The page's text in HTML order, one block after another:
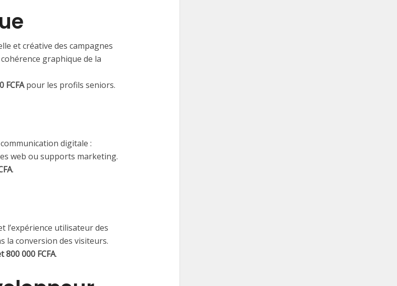
et créative des campagnes
graphique de la
FCFApour les profils seniors.
digitale :
web ou supports marketing.
.
l’expérience utilisateur des
la conversion des visiteurs.
800 000 FCFA.